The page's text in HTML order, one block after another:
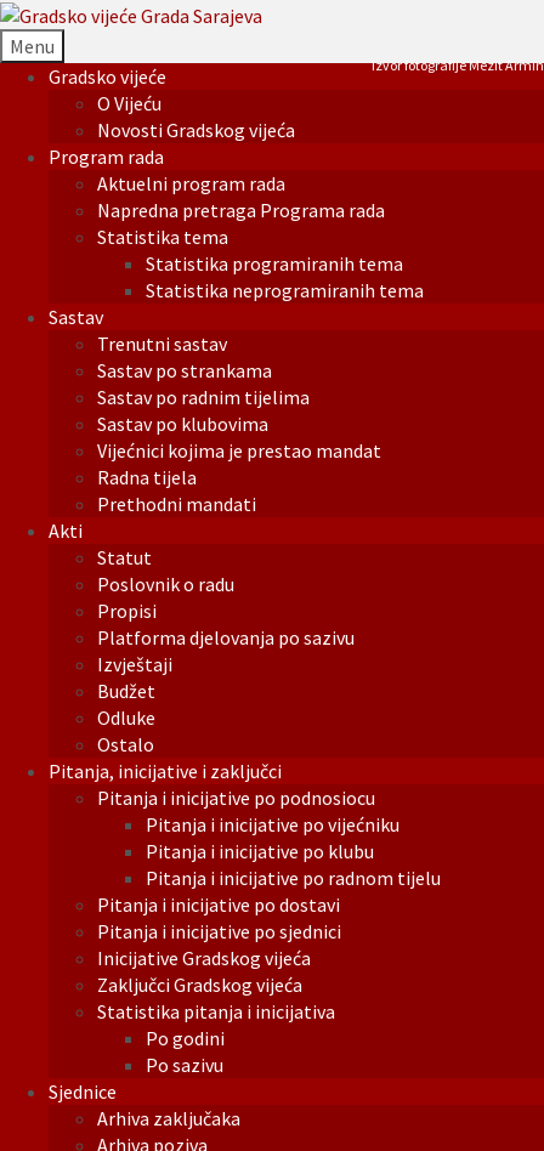
Menu
Gradsko vijeće
O Vijeću
Novosti Gradskog vijeća
Program rada
Aktuelni program rada
Napredna pretraga Programa rada
Statistika tema
Statistika programiranih tema
Statistika neprogramiranih tema
Sastav
Trenutni sastav
Sastav po strankama
Sastav po radnim tijelima
Sastav po klubovima
Vijećnici kojima je prestao mandat
Radna tijela
Prethodni mandati
Akti
Statut
Poslovnik o radu
Propisi
Platforma djelovanja po sazivu
Izvještaji
Budžet
Odluke
Ostalo
Pitanja, inicijative i zaključci
Pitanja i inicijative po podnosiocu
Pitanja i inicijative po vijećniku
Pitanja i inicijative po klubu
Pitanja i inicijative po radnom tijelu
Pitanja i inicijative po dostavi
Pitanja i inicijative po sjednici
Inicijative Gradskog vijeća
Zaključci Gradskog vijeća
Statistika pitanja i inicijativa
Po godini
Po sazivu
Sjednice
Arhiva zaključaka
Arhiva poziva
Izvor fotografije Mezit Armin